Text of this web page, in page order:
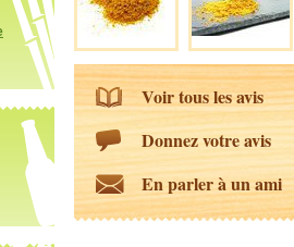
Voir tous les avis
Donnez votre avis
En parler à un ami